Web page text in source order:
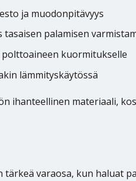
ja muodonpitävyys
palamisen
polttoaineen kuormitukselle
lämmityskäytössä
ihanteellinen materiaali,
tärkeä varaosa, kun